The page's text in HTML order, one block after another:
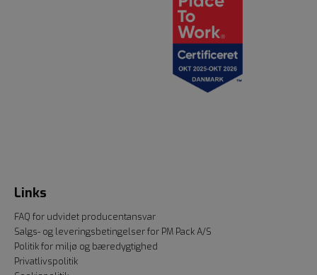
Links
FAQ for udvidet producentansvar
Salgs- og leveringsbetingelser for PM Pack A/S
Politik for miljø og bæredygtighed
Privatlivspolitik